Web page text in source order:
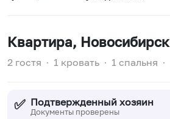
Квартира, Новосибирск
2 гостя ∙ 1 кровать ∙ 1 спальня ∙
✅ Подтвержденный хозяин
Документы проверены